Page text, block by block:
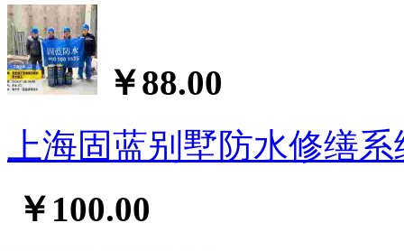
￥88.00
上海固蓝别墅防水修缮
￥100.00